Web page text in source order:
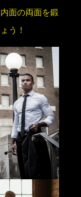
面の両面を鍛
う！